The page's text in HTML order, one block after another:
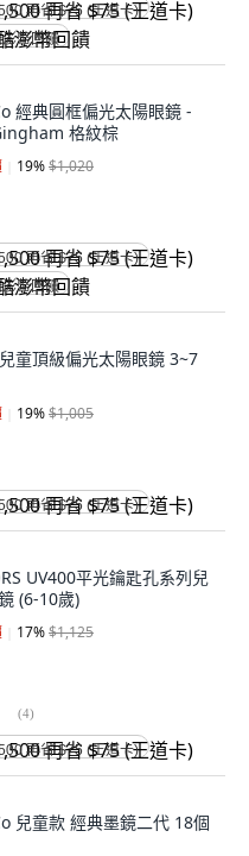
再省 $75 (王道卡)
幣回饋
經典圓框偏光太陽眼鏡 -
格紋棕
19%$1,020
再省 $75 (王道卡)
幣回饋
童頂級偏光太陽眼鏡 3~7
19%$1,005
再省 $75 (王道卡)
UV400平光鑰匙孔系列兒
(6-10歲)
17%$1,125
(4)
再省 $75 (王道卡)
兒童款 經典墨鏡二代 18個